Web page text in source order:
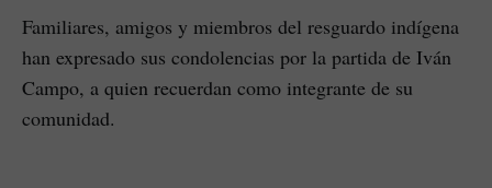
Familiares, amigos y miembros del resguardo indígena
han expresado sus condolencias por la partida de Iván
Campo, a quien recuerdan como integrante de su
comunidad.